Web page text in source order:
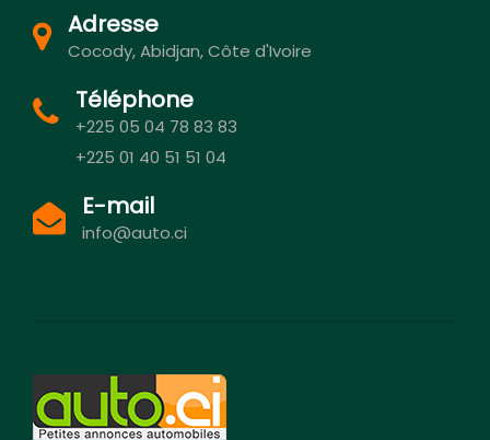
Adresse
Cocody, Abidjan, Côte d'Ivoire
Téléphone
+225 05 04 78 83 83
+225 01 40 51 51 04
E-mail
info@auto.ci